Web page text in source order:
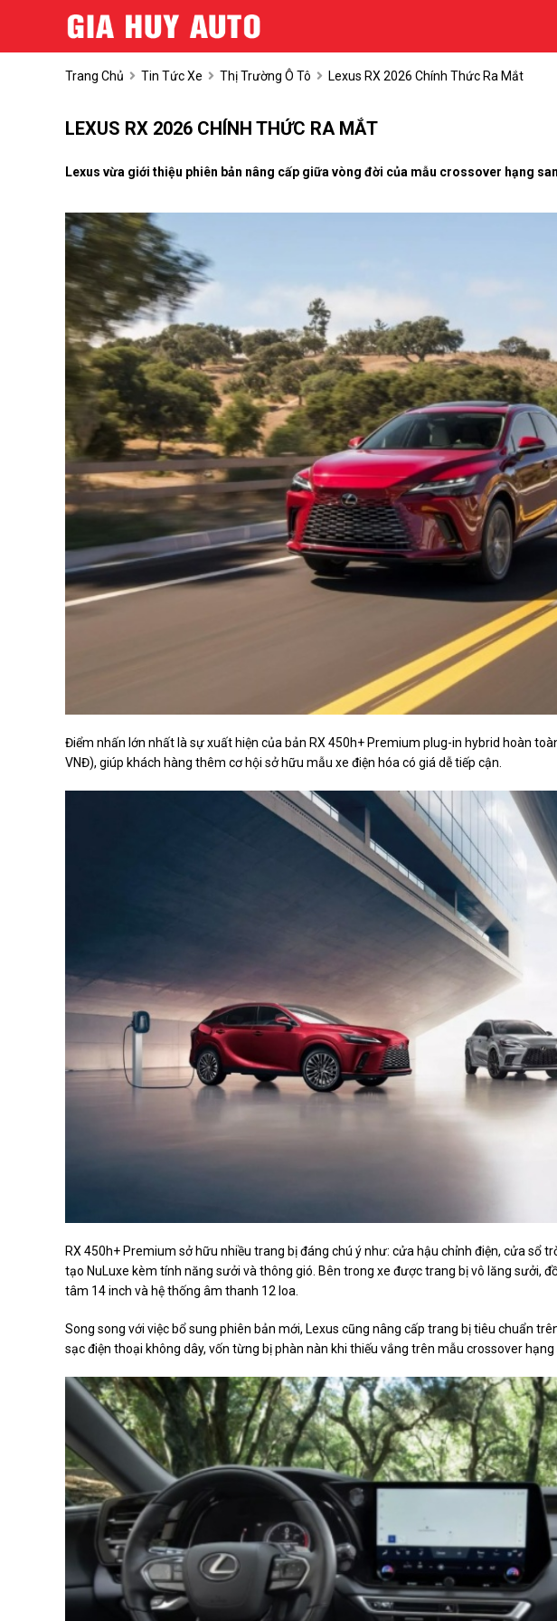
Trang Chủ Tin Tức Xe Thị Trường Ô Tô Lexus RX 2026 Chính Thức Ra Mắt
LEXUS RX 2026 CHÍNH THỨC RA MẮT
Lexus vừa giới thiệu phiên bản nâng cấp giữa vòng đời của mẫu crossover hạng
Điểm nhấn lớn nhất là sự xuất hiện của bản RX 450h+ Premium plug-in hybrid hoàn
VNĐ), giúp khách hàng thêm cơ hội sở hữu mẫu xe điện hóa có giá dễ tiếp cận.
RX 450h+ Premium sở hữu nhiều trang bị đáng chú ý như: cửa hậu chỉnh điện, cửa sổ
tạo NuLuxe kèm tính năng sưởi và thông gió. Bên trong xe được trang bị vô lăng sưởi,
tâm 14 inch và hệ thống âm thanh 12 loa.
Song song với việc bổ sung phiên bản mới, Lexus cũng nâng cấp trang bị tiêu chuẩn
sạc điện thoại không dây, vốn từng bị phàn nàn khi thiếu vắng trên mẫu crossover hạng